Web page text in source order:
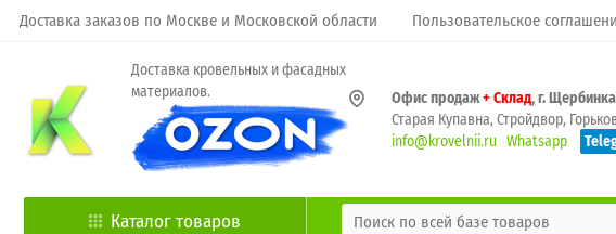
Доставка заказов по Москве и Московской области Пользовательское
Доставка кровельных и фасадных
материалов.
Офис продаж+ Склад, г.
Старая Купавна, Стройдвор,
info@krovelnii.ru Whatsapp
Каталог товаров